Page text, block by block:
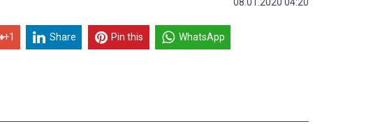
+1 Share Pin this WhatsApp